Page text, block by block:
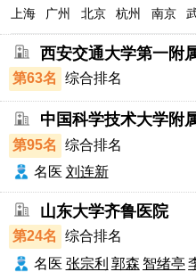
上海 广州 北京 杭州 南京
西安交通大学第一附
第63名 综合排名
中国科学技术大学附
第95名
综合排名
名医 刘连新
山东大学齐鲁医院
第24名
综合排名
名医 张宗利 郭森 智绪亭